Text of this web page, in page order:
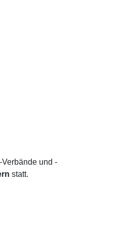
und -
statt.